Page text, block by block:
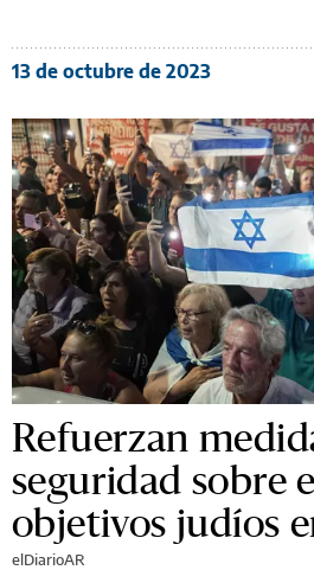
13 de octubre de 2023
Refuerzan
seguridad sobre
objetivos judíos
elDiarioAR